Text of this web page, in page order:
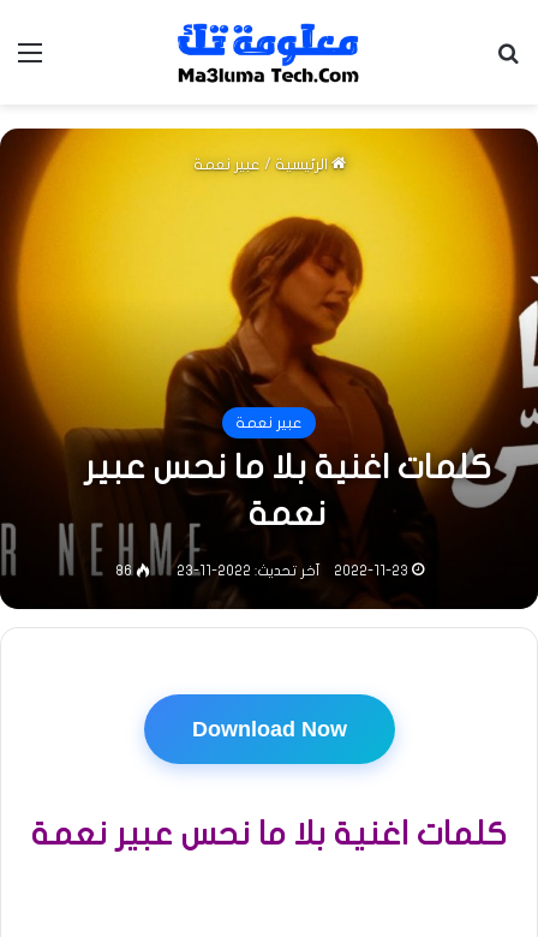
الرئيسية / عبير نعمة
عبير نعمة
كلمات اغنية بلا ما نحس عبير
نعمة
2022-11-23 آخر تحديث: 2022-11-23 86
Download Now
كلمات اغنية بلا ما نحس عبير نعمة